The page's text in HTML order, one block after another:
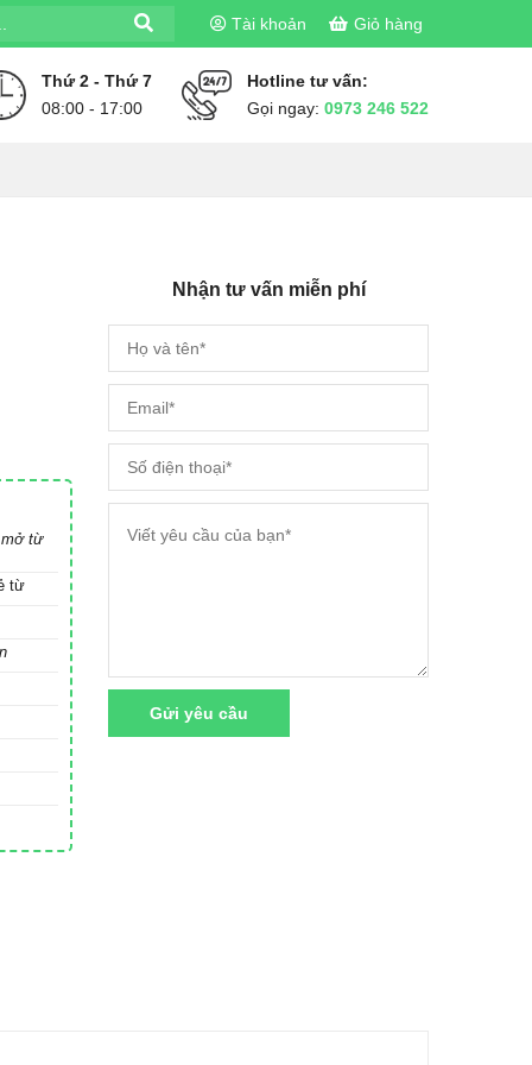
Tài khoản Giỏ hàng
Hotline tư vấn:
Gọi ngay: 0973 246 522
Thứ 2 - Thứ 7
08:00 - 17:00
từ
từ
Nhận tư vấn miễn phí
Gửi yêu cầu